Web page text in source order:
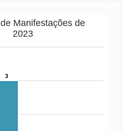
Manifestações de
2023
3